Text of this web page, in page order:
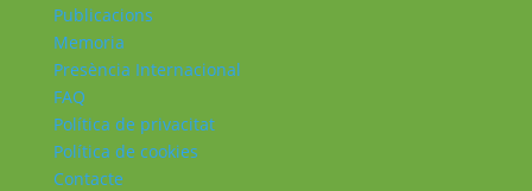
Publicacions
Memoria
Presència Internacional
FAQ
Política de privacitat
Política de cookies
Contacte